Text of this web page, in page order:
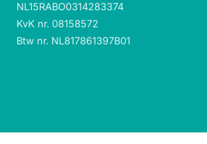
NL15RABO0314283374
KvK nr. 08158572
Btw nr. NL817861397B01